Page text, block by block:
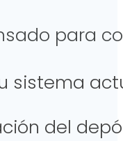
para
sistema
del